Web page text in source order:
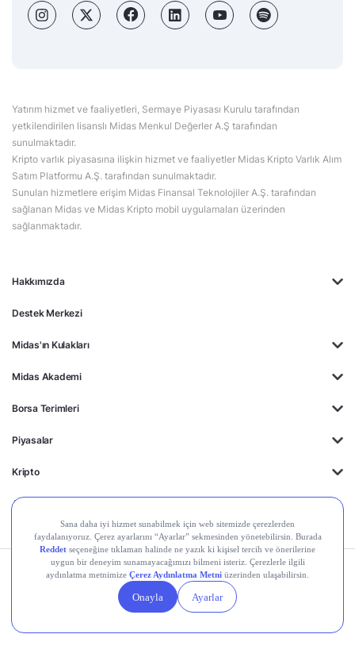
Hakkımızda
Destek Merkezi
Midas'ın Kulakları
Midas Akademi
Borsa Terimleri
Piyasalar
Kripto
Ayrıcalıklar
Yatırım hizmet ve faaliyetleri, Sermaye Piyasası Kurulu tarafından
yetkilendirilen lisanslı Midas Menkul Değerler A.Ş tarafından
sunulmaktadır.
Kripto varlık piyasasına ilişkin hizmet ve faaliyetler Midas Kripto Varlık Alım
Satım Platformu A.Ş. tarafından sunulmaktadır.
Sunulan hizmetlere erişim Midas Finansal Teknolojiler A.Ş. tarafından
sağlanan Midas ve Midas Kripto mobil uygulamaları üzerinden
sağlanmaktadır.
Kişisel Verilerin
Gizlilik
Politikası
Yasal
Duyurular
Çerez